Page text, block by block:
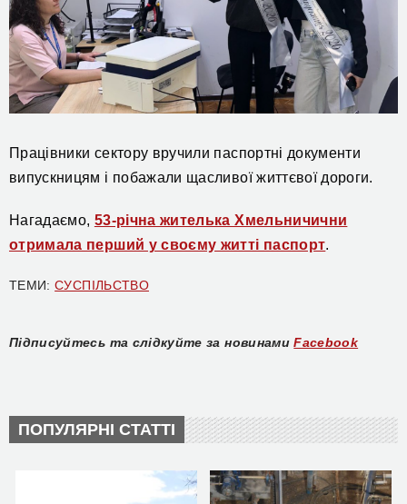
Працівники сектору вручили паспортні документи
випускницям і побажали щасливої життєвої дороги.
Нагадаємо, 53-річна жителька Хмельничични
отримала перший у своєму житті паспорт.
ТЕМИ:СУСПІЛЬСТВО
Підписуйтесь та слідкуйте за новинами Facebook
ПОПУЛЯРНІ СТАТТІ